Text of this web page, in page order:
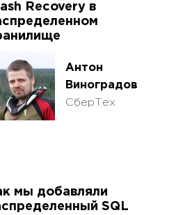
Recovery в
Антон
Виноградов
СберТех
мы добавляли
SQL